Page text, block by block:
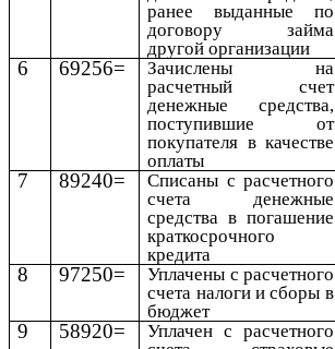
ранее выданные по
договору займа
другой организации
6 69256=
Зачислены на
расчетный счет
денежные средства,
поступившие от
покупателя в качестве
оплаты
7 89240=
Списаны с расчетного
счета денежные
средства в погашение
краткосрочного
кредита
8 97250=
Уплачены с расчетного
счета налоги и сборы в
бюджет
9 58920=
Уплачен с расчетного